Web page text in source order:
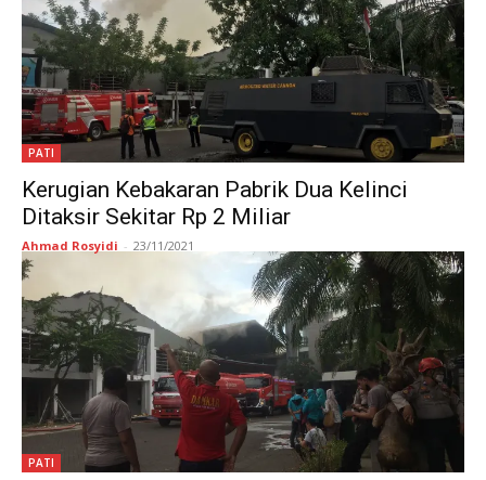
PATI
Kerugian Kebakaran Pabrik Dua Kelinci
Ditaksir Sekitar Rp 2 Miliar
Ahmad Rosyidi - 23/11/2021
PATI